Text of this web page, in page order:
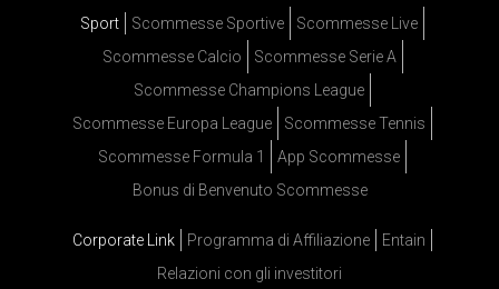
Sport Scommesse Sportive
Scommesse Live
Scommesse Calcio
Scommesse Serie A
Scommesse Champions League
Scommesse Europa League
Scommesse Tennis
Scommesse Formula 1
App Scommesse
Bonus di Benvenuto Scommesse
Corporate Link Programma di Affiliazione
Entain
Relazioni con gli investitori